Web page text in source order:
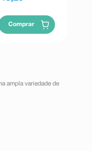
Comprar
ampla variedade de